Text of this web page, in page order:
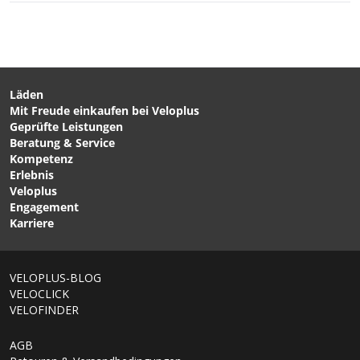
GORE WEAR
CHF 219.00
OMNE AIR MIPS Velohelm
Apatite Navy Matt von
POC
CHF 109.00
Läden
Mit Freude einkaufen bei Veloplus
Geprüfte Leistungen
Beratung & Service
Kompetenz
Erlebnis
Veloplus
Engagement
Karriere
VELOPLUS-BLOG
VELOCLICK
VELOFINDER
AGB